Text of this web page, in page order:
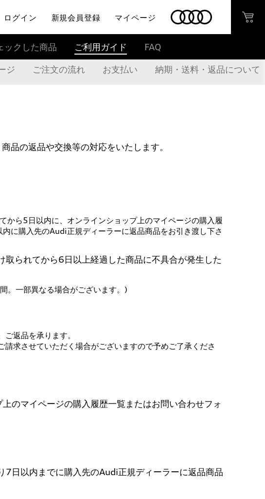
ログイン 新規会員登録 マイページ
ックした商品 ご利用ガイド FAQ
ジ ご注文の流れ お支払い 納期・送料・返品について
品の返品や交換等の対応をいたします。
から5日以内に、オンラインショップ上のマイページの購入履
に購入先のAudi正規ディーラーに返品商品をお引き渡し下さ
られてから6日以上経過した商品に不具合が発生した
。一部異なる場合がございます。)
返品を承ります。
求させていただく場合がございますので予めご了承くださ
のマイページの購入履歴一覧またはお問い合わせフォ
日以内までに購入先のAudi正規ディーラーに返品商品